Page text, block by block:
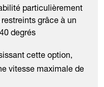
particulièrement
grâce à un
degrés
cette option,
vitesse maximale de